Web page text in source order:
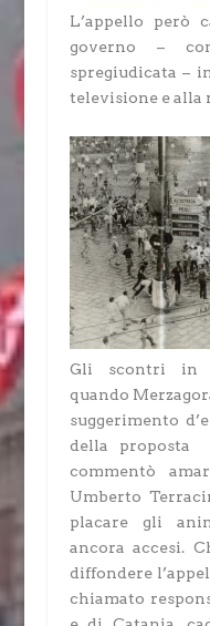
L’appello però
governo –
spregiudicata –
televisione e alla
Gli scontri in
quando
suggerimento
della proposta
commentò
Umberto
placare gli
ancora accesi.
diffondere
chiamato